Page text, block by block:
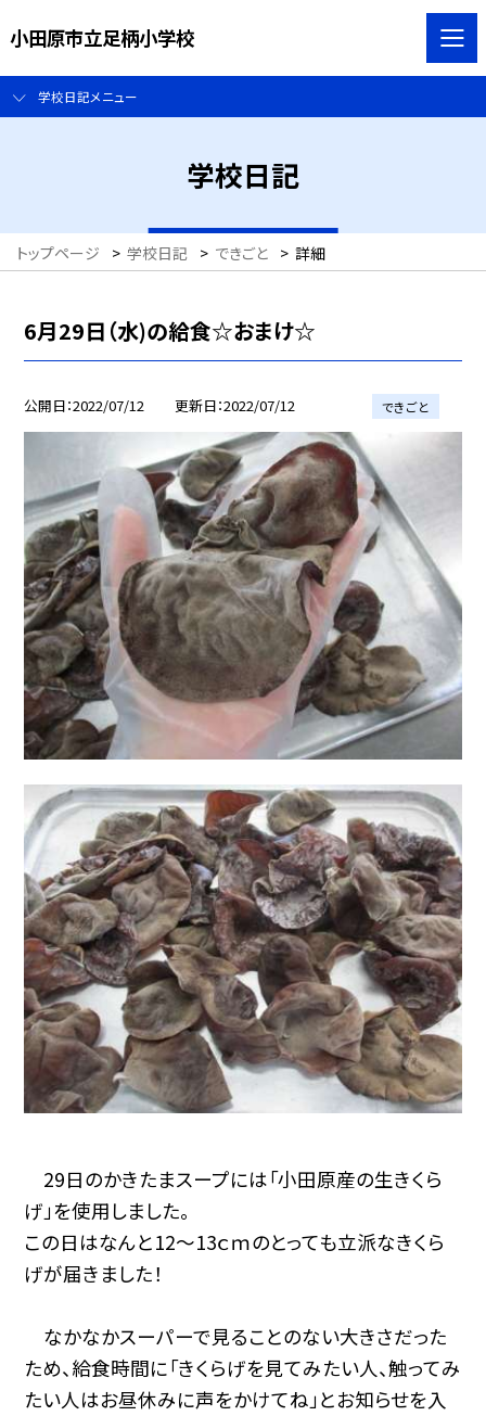
小田原市立足柄小学校
学校日記メニュー
学校日記
トップページ > 学校日記 > できごと > 詳細
6月29日（水)の給食☆おまけ☆
公開日 2022/07/12 更新日 2022/07/12 できごと
29日のかきたまスープには「小田原産の生きくら
げ」を使用しました。
この日はなんと12〜13ｃｍのとっても立派なきくら
げが届きました！
なかなかスーパーで見ることのない大きさだった
ため、給食時間に「きくらげを見てみたい人、触ってみ
たい人はお昼休みに声をかけてね」とお知らせを入